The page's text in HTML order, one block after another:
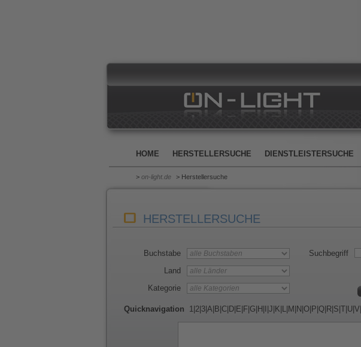
HOME HERSTELLERSUCHE DIENSTLEISTERSUCHE
> on-light.de > Herstellersuche
HERSTELLERSUCHE
Buchstabe
Land
Kategorie
Suchbegriff
Quicknavigation 1 2 3 A B C D E F G H J K L M N O P Q R S T U V